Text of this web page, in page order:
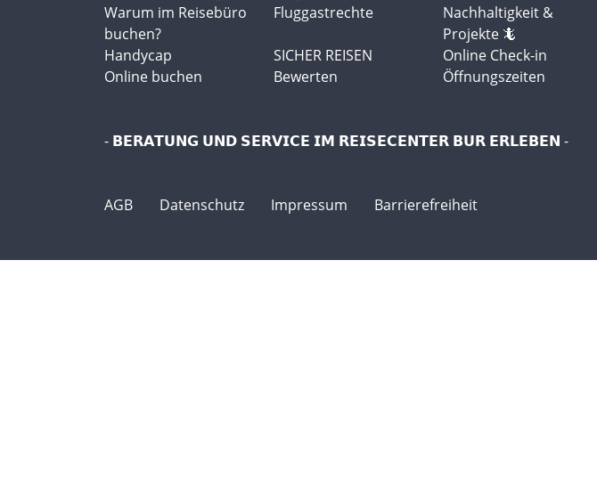
Warum im Reisebüro
buchen?
Fluggastrechte
Nachhaltigkeit &
Projekte 🦎
Handycap
SICHER REISEN
Online Check-in
Online buchen
Bewerten Öffnungszeiten
- 𝗕𝗘𝗥𝗔𝗧𝗨𝗡𝗚 𝗨𝗡𝗗 𝗦𝗘𝗥𝗩𝗜𝗖𝗘 𝗜𝗠 𝗥𝗘𝗜𝗦𝗘𝗖𝗘𝗡𝗧𝗘𝗥 𝗕𝗨𝗥 𝗘𝗥𝗟𝗘𝗕𝗘𝗡 -
AGB Datenschutz Impressum Barrierefreiheit